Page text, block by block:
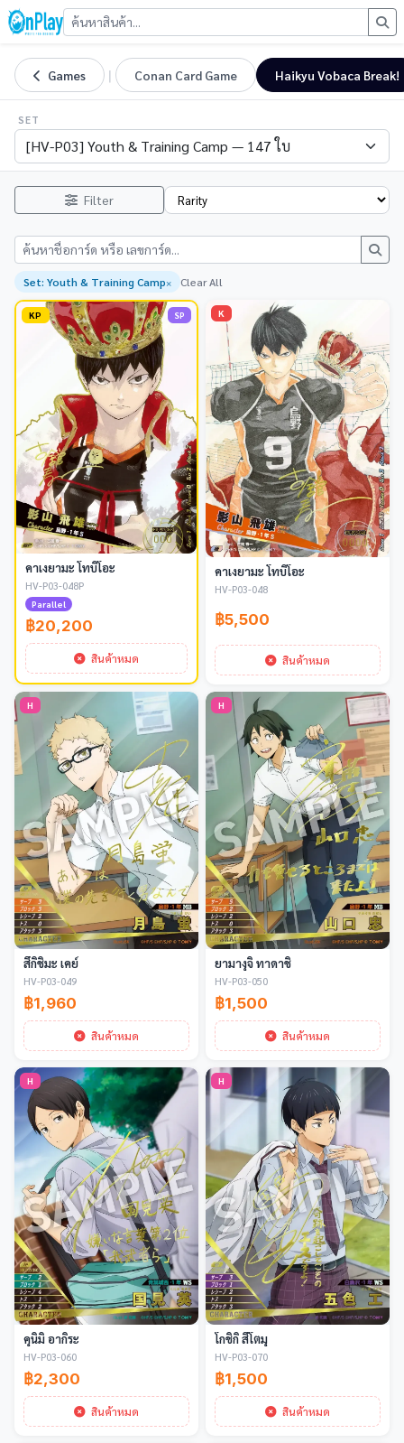
Games | Conan Card Game Haikyu Vobaca Break!
SET
Filter
Set: Youth & Training Camp× Clear All
KP SP
คาเงยามะ โทบิโอะ
HV-P03-048P
Parallel
฿20,200
สินค้าหมด
K
คาเงยามะ โทบิโอะ
HV-P03-048
฿5,500
สินค้าหมด
H
สึกิชิมะ เคย์
HV-P03-049
฿1,960
สินค้าหมด
H
ยามางุจิ ทาดาชิ
HV-P03-050
฿1,500
สินค้าหมด
H
คุนิมิ อากิระ
HV-P03-060
฿2,300
สินค้าหมด
H
โกชิกิ สึโตมุ
HV-P03-070
฿1,500
สินค้าหมด